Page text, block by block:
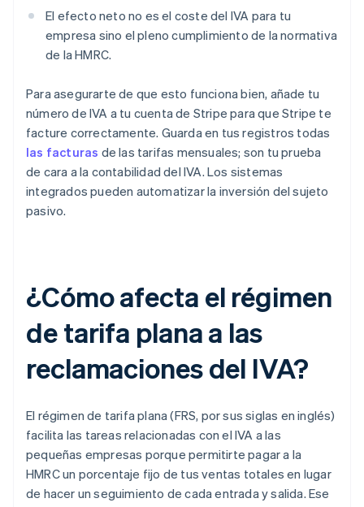
El efecto neto no es el coste del IVA para tu
empresa sino el pleno cumplimiento de la normativa
de la HMRC.
Para asegurarte de que esto funciona bien, añade tu
número de IVA a tu cuenta de Stripe para que Stripe te
facture correctamente. Guarda en tus registros todas
las facturas de las tarifas mensuales; son tu prueba
de cara a la contabilidad del IVA. Los sistemas
integrados pueden automatizar la inversión del sujeto
pasivo.
¿Cómo afecta el régimen
de tarifa plana a las
reclamaciones del IVA?
El régimen de tarifa plana (FRS, por sus siglas en inglés)
facilita las tareas relacionadas con el IVA a las
pequeñas empresas porque permitirte pagar a la
HMRC un porcentaje fijo de tus ventas totales en lugar
de hacer un seguimiento de cada entrada y salida. Ese